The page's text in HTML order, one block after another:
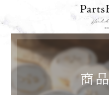
商